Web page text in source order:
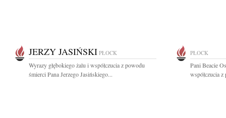
JERZY JASIŃSKI PŁOCK
Wyrazy głębokiego żalu i współczucia z powodu
śmierci Pana Jerzego Jasińskiego...
PŁOCK
Pani Beacie
współczucia